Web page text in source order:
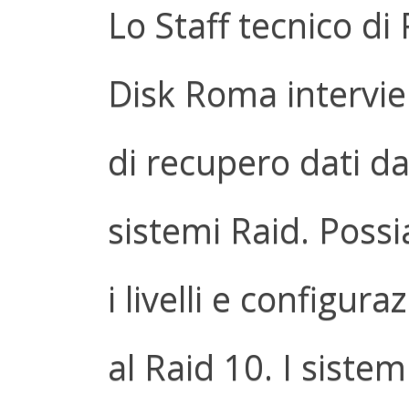
Lo Staff tecnico di
Disk Roma
di recupero dati
sistemi Raid.
i livelli e
al Raid 10. I